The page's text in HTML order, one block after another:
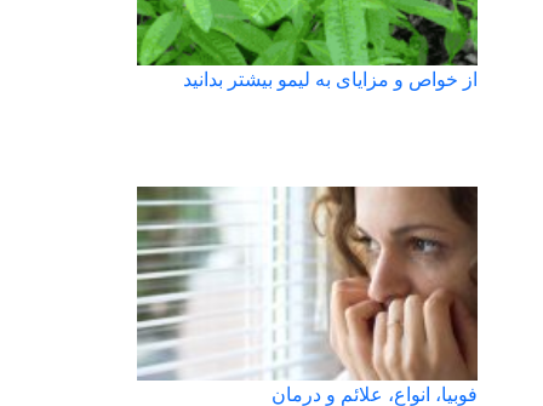
از خواص و مزایای به لیمو بیشتر بدانید
فوبیا، انواع، علائم و درمان